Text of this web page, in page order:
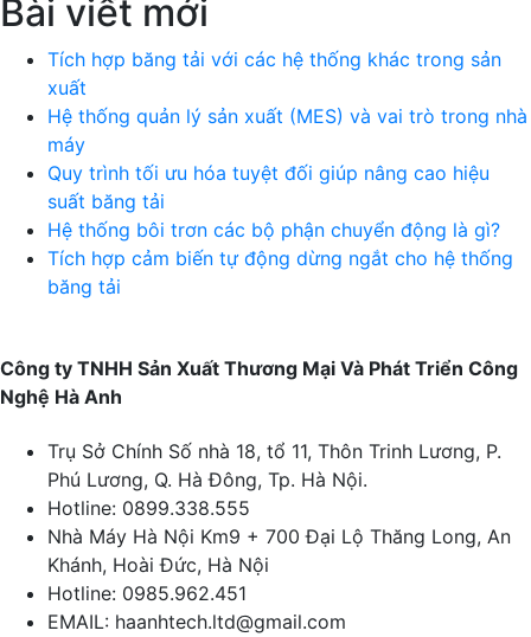
Bài viết mới
Tích hợp băng tải với các hệ thống khác trong sản
xuất
Hệ thống quản lý sản xuất (MES) và vai trò trong nhà
máy
Quy trình tối ưu hóa tuyệt đối giúp nâng cao hiệu
suất băng tải
Hệ thống bôi trơn các bộ phận chuyển động là gì?
Tích hợp cảm biến tự động dừng ngắt cho hệ thống
băng tải
Công ty TNHH Sản Xuất Thương Mại Và Phát Triển Công
Nghệ Hà Anh
Trụ Sở Chính Số nhà 18, tổ 11, Thôn Trinh Lương, P.
Phú Lương, Q. Hà Đông, Tp. Hà Nội.
Hotline: 0899.338.555
Nhà Máy Hà Nội Km9 + 700 Đại Lộ Thăng Long, An
Khánh, Hoài Đức, Hà Nội
Hotline: 0985.962.451
EMAIL: haanhtech.ltd@gmail.com